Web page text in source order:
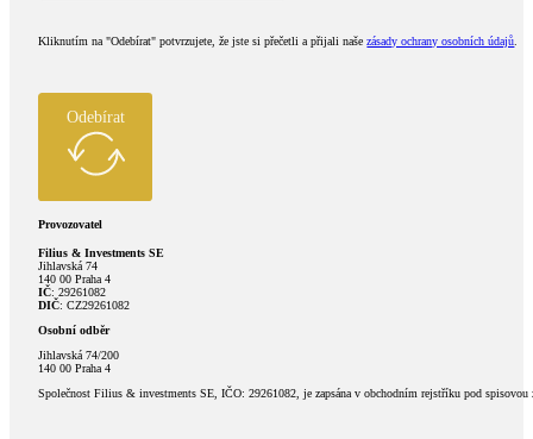
Kliknutím na "Odebírat" potvrzujete, že jste si přečetli a přijali našezásady ochrany osobních údajů
Odebírat
Provozovatel
Filius & Investments SE
Jihlavská 74
140 00 Praha 4
IČ: 29261082
DIČ: CZ29261082
Osobní odběr
Jihlavská 74/200
140 00 Praha 4
Společnost Filius & investments SE, IČO: 29261082, je zapsána v obchodním rejstříku pod spisovou